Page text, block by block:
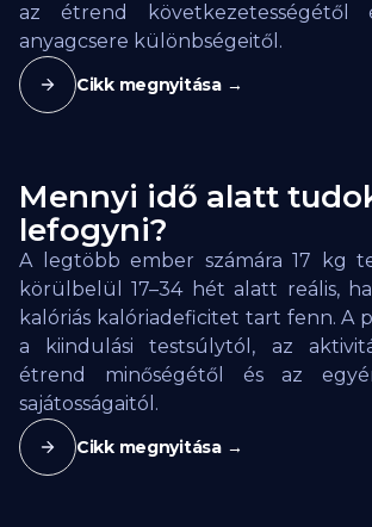
az étrend következetességétől
anyagcsere különbségeitől.
Cikk megnyitása →
Mennyi idő alatt
lefogyni?
A legtöbb ember számára 17 kg
körülbelül 17–34 hét alatt reális,
kalóriás kalóriadeficitet tart fenn. A
a kiindulási testsúlytól, az
étrend minőségétől és az
sajátosságaitól.
Cikk megnyitása →